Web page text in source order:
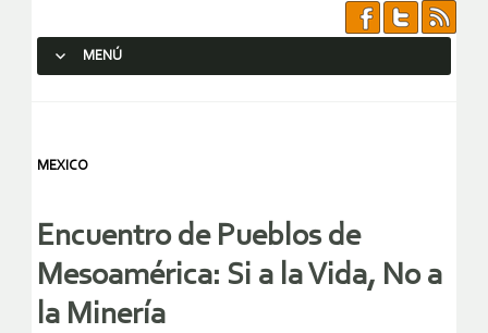
MENÚ
MEXICO
Encuentro de Pueblos de
Mesoamérica: Si a la Vida, No a
la Minería